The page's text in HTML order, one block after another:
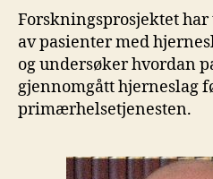
Forskningsprosjektet
av pasienter med
og undersøker hvordan
gjennomgått hjerneslag
primærhelsetjenesten.